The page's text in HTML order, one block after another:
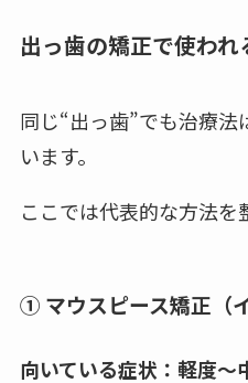
出っ歯の矯正で使わ
同じ“出っ歯”でも治療法
います。
ここでは代表的な方法を
① マウスピース矯正（
向いている症状：軽度〜